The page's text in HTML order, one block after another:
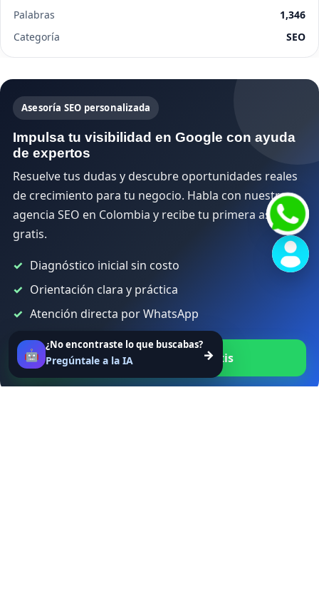
🤖
¿No encontraste lo que buscabas?
Pregúntale a la IA →
Palabras
1,346
Categoría
SEO
Asesoría SEO personalizada
Impulsa tu visibilidad en Google con ayuda
de expertos
Resuelve tus dudas y descubre oportunidades reales
de crecimiento para tu negocio. Habla con nuestra
agencia SEO en Colombia y recibe tu primera asesoría
gratis.
Diagnóstico inicial sin costo
Orientación clara y práctica
Atención directa por WhatsApp
Agenda tu consulta gratis